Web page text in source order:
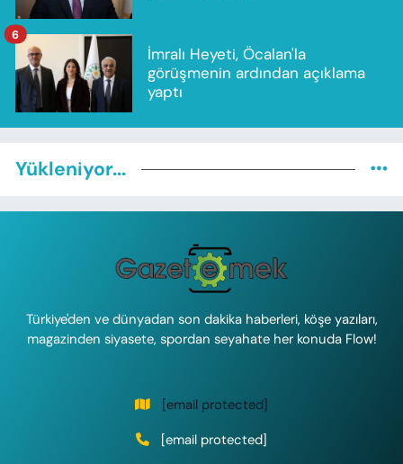
İmralı Heyeti, Öcalan'la
görüşmenin ardından açıklama
yaptı
6
Yükleniyor...
Türkiye'den ve dünyadan son dakika haberleri, köşe yazıları,
magazinden siyasete, spordan seyahate her konuda Flow!
[email protected]
[email protected]